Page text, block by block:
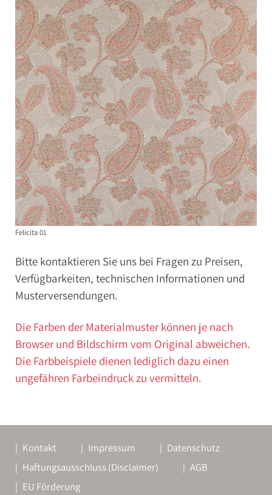
Felicita 01
Bitte kontaktieren Sie uns bei Fragen zu Preisen,
Verfügbarkeiten, technischen Informationen und
Musterversendungen.
Die Farben der Materialmuster können je nach
Browser und Bildschirm vom Original abweichen.
Die Farbbeispiele dienen lediglich dazu einen
ungefähren Farbeindruck zu vermitteln.
Kontakt Impressum
Datenschutz
Haftungsausschluss (Disclaimer)
AGB
EU Förderung